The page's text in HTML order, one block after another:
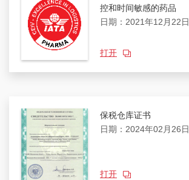
控和时间敏感的药品
日期：2021年12月22日
打开
保税仓库证书
日期：2024年02月26日
打开